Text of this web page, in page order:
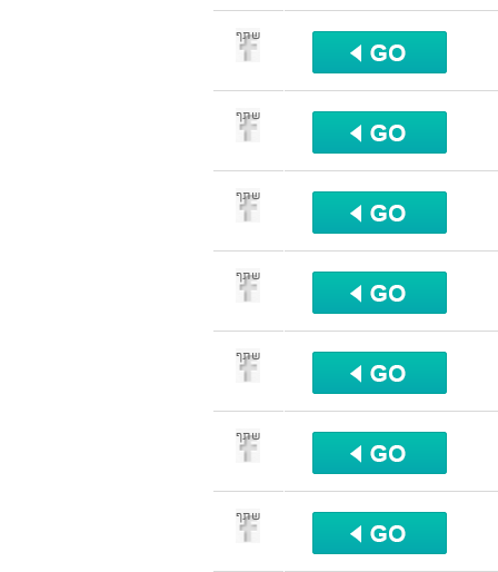
שתף
שתף
שתף
שתף
שתף
שתף
שתף